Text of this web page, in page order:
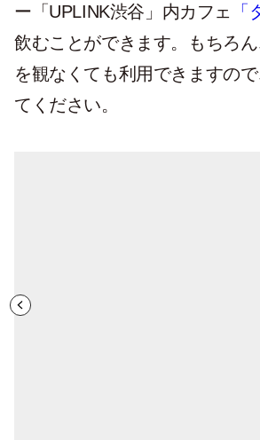
ー「UPLINK渋谷」内カフェ
「
飲むことができます。もちろ
を観なくても利用できますの
てください。